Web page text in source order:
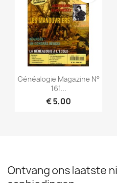
Snel bekijken
Généalogie Magazine N°
161...
€ 5,00
Ontvang ons laatste